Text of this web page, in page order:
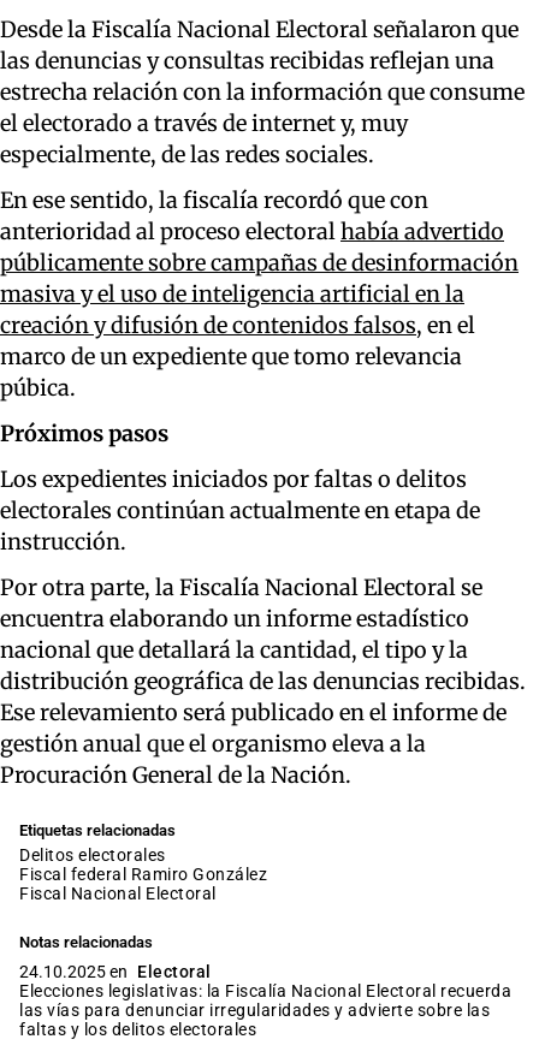
Desde la Fiscalía Nacional Electoral señalaron que
las denuncias y consultas recibidas reflejan una
estrecha relación con la información que consume
el electorado a través de internet y, muy
especialmente, de las redes sociales.
En ese sentido, la fiscalía recordó que con
anterioridad al proceso electoralhabía advertido
públicamente sobre campañas de desinformación
masiva y el uso de inteligencia artificial en la
creación y difusión de contenidos falsos, en el
marco de un expediente que tomo relevancia
púbica.
Próximos pasos
Los expedientes iniciados por faltas o delitos
electorales continúan actualmente en etapa de
instrucción.
Por otra parte, la Fiscalía Nacional Electoral se
encuentra elaborando un informe estadístico
nacional que detallará la cantidad, el tipo y la
distribución geográfica de las denuncias recibidas.
Ese relevamiento será publicado en el informe de
gestión anual que el organismo eleva a la
Procuración General de la Nación.
Etiquetas relacionadas
delitos electorales
fiscal federal Ramiro González
Fiscal Nacional Electoral
Notas relacionadas
24.10.2025 en
Electoral
Elecciones legislativas: la Fiscalía Nacional Electoral recuerda
las vías para denunciar irregularidades y advierte sobre las
faltas y los delitos electorales